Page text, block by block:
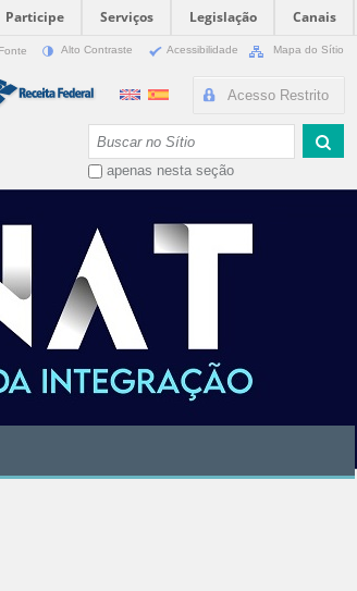
Participe Serviços Legislação
Canais
Alto Contraste Acessibilidade Mapa do Sítio
Acesso Restrito
apenas nesta seção